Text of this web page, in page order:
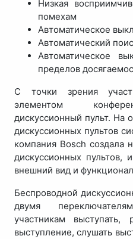
Низкая
помехам
Автоматическое
Автоматический
Автоматическое
пределов
С точки зрения
элементом
дискуссионный пульт. На
дискуссионных пультов
компания Bosch создала
дискуссионных пультов,
внешний вид и
Беспроводной
двумя
участникам выступать,
выступление, слушать